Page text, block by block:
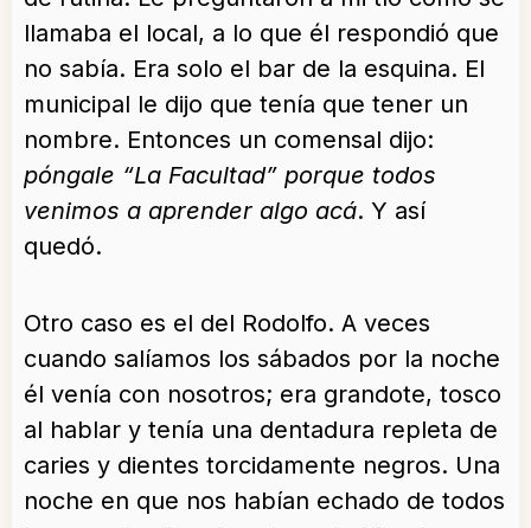
llamaba el local, a lo que él respondió que
no sabía. Era solo el bar de la esquina. El
municipal le dijo que tenía que tener un
nombre. Entonces un comensal dijo:
póngale “La Facultad” porque todos
venimos a aprender algo acá. Y así
quedó.
Otro caso es el del Rodolfo. A veces
cuando salíamos los sábados por la noche
él venía con nosotros; era grandote, tosco
al hablar y tenía una dentadura repleta de
caries y dientes torcidamente negros. Una
noche en que nos habían echado de todos